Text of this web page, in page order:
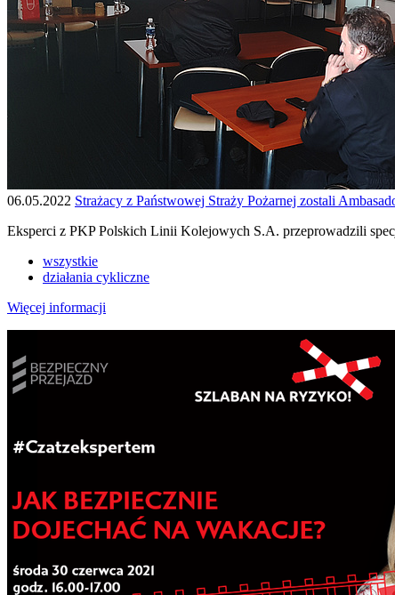
06.05.2022 Strażacy z Państwowej Straży Pożarnej zostali
Eksperci z PKP Polskich Linii Kolejowych S.A. przeprowadzili
wszystkie
działania cykliczne
Więcej informacji